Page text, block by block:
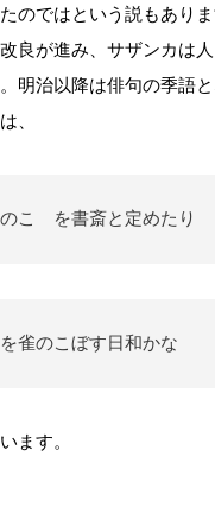
のではという説もあり
良が進み、サザンカは
明治以降は俳句の季語
、
こゝを書斎と定めたり
雀のこぼす日和かな
ます。